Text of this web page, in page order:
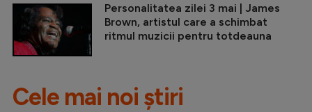
Personalitatea zilei 3 mai | James
Brown, artistul care a schimbat
ritmul muzicii pentru totdeauna
Cele mai noi știri